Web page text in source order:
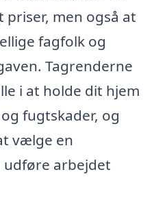
men også at
fagfolk og
Tagrenderne
i at holde dit hjem
fugtskader, og
vælge en
udføre arbejdet